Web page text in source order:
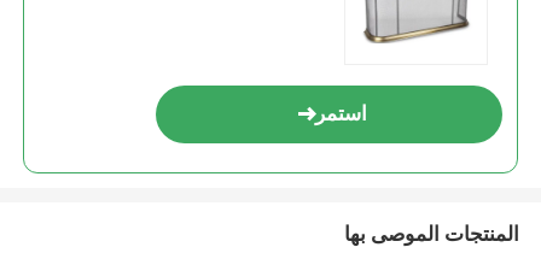
استمر
المنتجات الموصى بها